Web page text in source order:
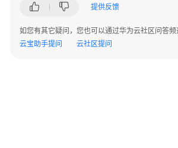
见
问
提供反馈
如您有其它疑问，您也可以通过华为云社区问答
云宝助手提问
云社区提问